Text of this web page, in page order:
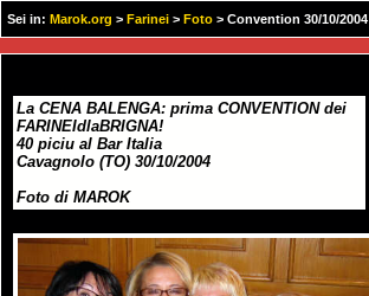
Sei in: Marok.org > Farinei > Foto > Convention 30/10/2004
La CENA BALENGA: prima CONVENTION dei
FARINEIdlaBRIGNA!
40 piciu al Bar Italia
Cavagnolo (TO) 30/10/2004
Foto di MAROK